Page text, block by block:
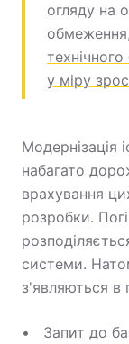
огляду на
у міру
Модернізація
набагато
врахування
розробки.
системи.
з'являються в
Запит до